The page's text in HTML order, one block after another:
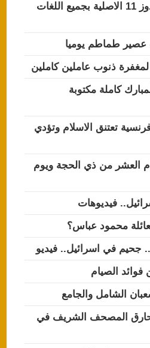
تحميل احدث نسخ ويندوز 11 الاصلية بجميع اللغات
عصير طماطم يوميا
ذنوب عاملين كاملين
كاملة مكتوبة
تعتنق الاسلام وتؤدي
العشر من ذي الحجة ويوم
فيديوهات
محمود عباس؟
جحيم في اسرائيل.. فيديو
فوائد الصيام
الشامل والجامع
لحارق المصحف الشريف في